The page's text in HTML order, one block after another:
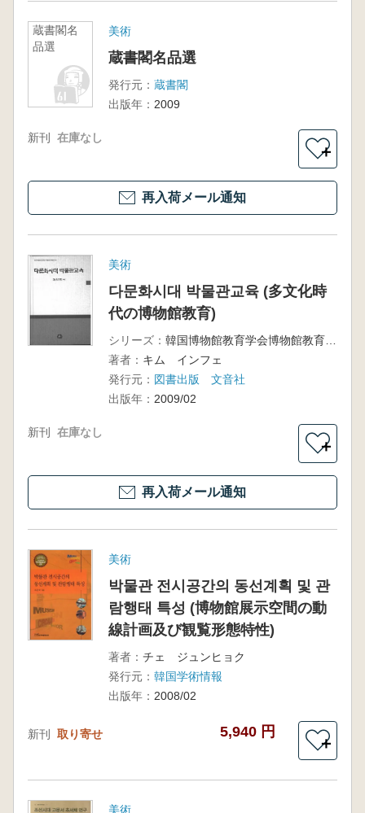
蔵書閣名
品選
美術
蔵書閣名品選
発行元： 蔵書閣
出版年： 2009
新刊 在庫なし
＋
再入荷メール通知
美術
다문화시대 박물관교육 (多文化時
代の博物館教育)
シリーズ：
韓国博物館教育学会博物館教育叢書3
著者： キム インフェ
発行元： 図書出版 文音社
出版年： 2009/02
新刊 在庫なし
＋
再入荷メール通知
美術
박물관 전시공간의 동선계획 및 관
람행태 특성 (博物館展示空間の動
線計画及び観覧形態特性)
著者： チェ ジュンヒョク
発行元： 韓国学術情報
出版年： 2008/02
新刊 取り寄せ 5,940 円
＋
美術